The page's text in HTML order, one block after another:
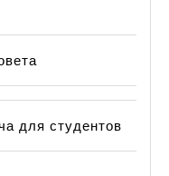
для студентов